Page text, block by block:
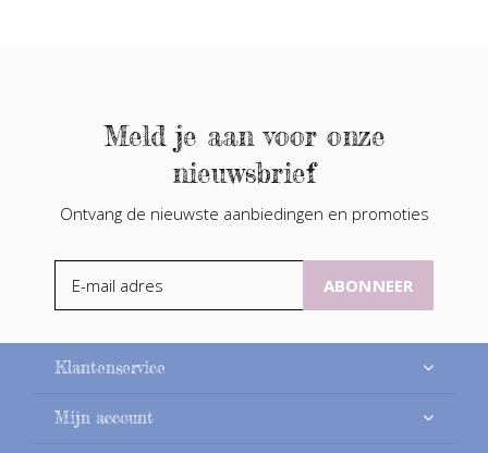
Meld je aan voor onze
nieuwsbrief
Ontvang de nieuwste aanbiedingen en promoties
ABONNEER
Klantenservice
Mijn account